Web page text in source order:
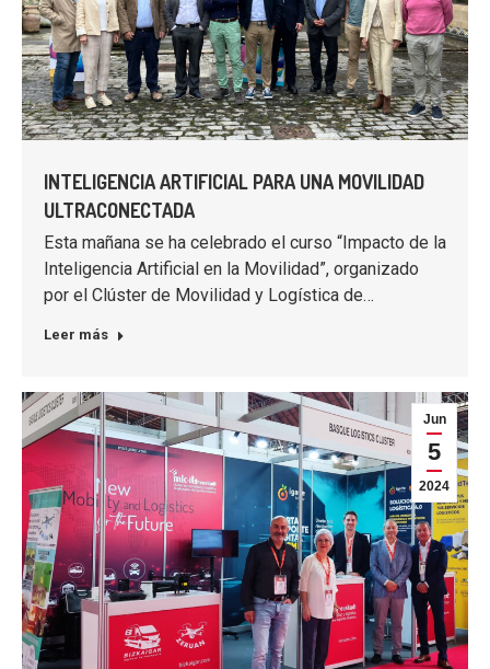
INTELIGENCIA ARTIFICIAL PARA UNA MOVILIDAD
ULTRACONECTADA
Esta mañana se ha celebrado el curso “Impacto de la
Inteligencia Artificial en la Movilidad”, organizado
por el Clúster de Movilidad y Logística de…
Leer más
Jun
5
2024